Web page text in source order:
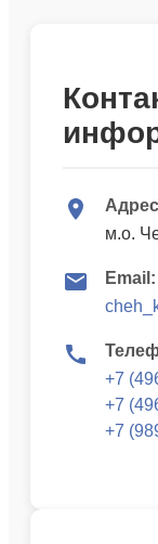
м.о.
Email:
+7
+7
+7